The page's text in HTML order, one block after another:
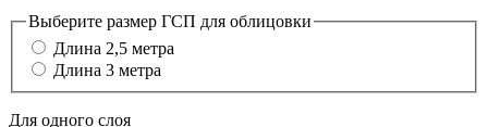
Выберите размер ГСП для облицовки
Длина 2,5 метра
Длина 3 метра
Для одного слоя